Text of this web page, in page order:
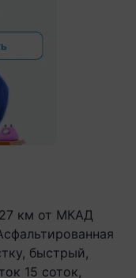
км от МКАД
быстрый,
15 соток,